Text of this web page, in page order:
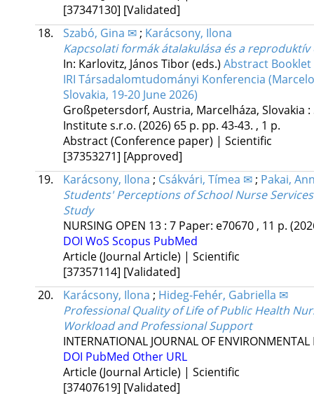
[37347130] [Validated]
18.
Szabó, Gina ✉; Karácsony, Ilona
Kapcsolati formák átalakulása és a
In: Karlovitz, János Tibor (eds.) Abstract Booklet
IRI Társadalomtudományi Konferencia
Slovakia, 19-20 June 2026)
Großpetersdorf, Austria, Marcelháza, Slovakia :
Institute s.r.o. (2026) 65 p. pp. 43-43. , 1 p.
Abstract (Conference paper) | Scientific
[37353271] [Approved]
19.
Karácsony, Ilona ; Csákvári, Tímea ✉; Pakai,
Students' Perceptions of School Nurse
Study
NURSING OPEN 13: 7 Paper: e70670 , 11 p.
DOI WoS Scopus PubMed
Article (Journal Article) | Scientific
[37357114] [Validated]
20.
Karácsony, Ilona ; Hideg-Fehér, Gabriella ✉
Professional Quality of Life of Public Health
Workload and Professional Support
INTERNATIONAL JOURNAL OF
DOI PubMed Other URL
Article (Journal Article) | Scientific
[37407619] [Validated]